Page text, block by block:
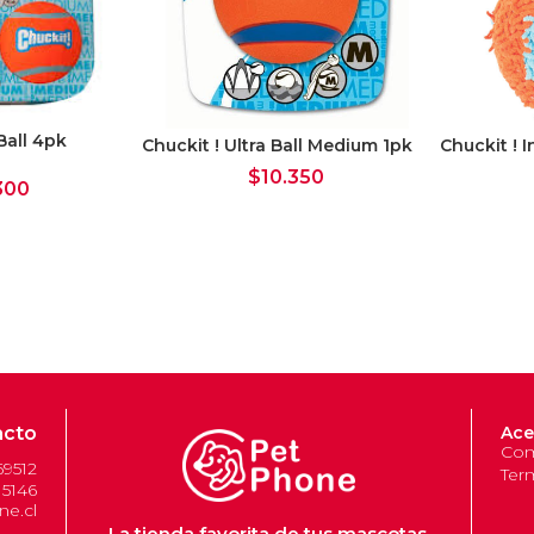
4pk Chuckit ! Ultra Ball Medium 1pk
$10.350
Chuckit !